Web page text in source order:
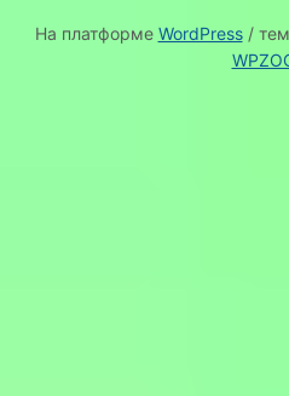
На платформе WordPress/